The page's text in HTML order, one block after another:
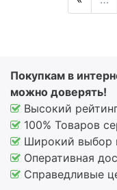
Покупкам в
можно доверять!
Высокий
100% Товаров
Широкий выбор
Оперативная
Справедливые